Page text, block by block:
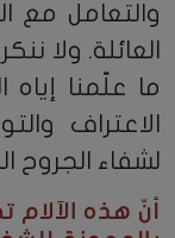
والتعامل مع
العائلة. ولا
ما علّمنا
الاعتراف
لشفاء الجروح
أنّ هذه